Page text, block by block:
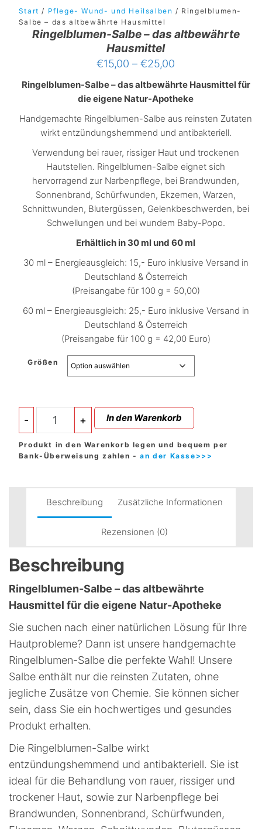
Start / Pflege- Wund- und Heilsalben / Ringelblumen-
Salbe – das altbewährte Hausmittel
Ringelblumen-Salbe – das altbewährte
Hausmittel
€15,00 –€25,00
€15,00
bis
Ringelblumen-Salbe – das altbewährte Hausmittel für
die eigene Natur-Apotheke
Handgemachte Ringelblumen-Salbe aus reinsten Zutaten
wirkt entzündungshemmend und antibakteriell.
Verwendung bei rauer, rissiger Haut und trockenen
Hautstellen. Ringelblumen-Salbe eignet sich
hervorragend zur Narbenpflege, bei Brandwunden,
Sonnenbrand, Schürfwunden, Ekzemen, Warzen,
Schnittwunden, Blutergüssen, Gelenkbeschwerden, bei
Schwellungen und bei wundem Baby-Popo.
Erhältlich in 30 ml und 60 ml
30 ml – Energieausgleich: 15,- Euro inklusive Versand in
Deutschland & Österreich
(Preisangabe für 100 g = 50,00)
60 ml – Energieausgleich: 25,- Euro inklusive Versand in
Deutschland & Österreich
(Preisangabe für 100 g = 42,00 Euro)
Größen
-
Ringelblumen-
Salbe
-
das
altbewährte
+ In den Warenkorb
Produkt in den Warenkorb legen und bequem per
Bank-Überweisung zahlen -an der Kasse>>>
Beschreibung Zusätzliche Informationen
Rezensionen (0)
Beschreibung
Ringelblumen-Salbe – das altbewährte
Hausmittel für die eigene Natur-Apotheke
Sie suchen nach einer natürlichen Lösung für Ihre
Hautprobleme? Dann ist unsere handgemachte
Ringelblumen-Salbe die perfekte Wahl! Unsere
Salbe enthält nur die reinsten Zutaten, ohne
jegliche Zusätze von Chemie. Sie können sicher
sein, dass Sie ein hochwertiges und gesundes
Produkt erhalten.
Die Ringelblumen-Salbe wirkt
entzündungshemmend und antibakteriell. Sie ist
ideal für die Behandlung von rauer, rissiger und
trockener Haut, sowie zur Narbenpflege bei
Brandwunden, Sonnenbrand, Schürfwunden,